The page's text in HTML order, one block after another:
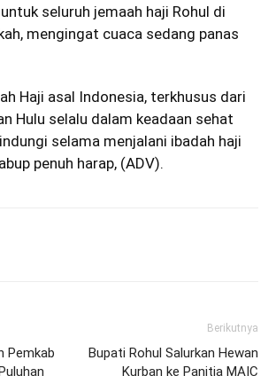
seluruh jemaah haji Rohul di
mengingat cuaca sedang panas
Haji asal Indonesia, terkhusus dari
Hulu selalu dalam keadaan sehat
selama menjalani ibadah haji
penuh harap, (ADV).
Pemkab
Berikutnya
Bupati Rohul Salurkan Hewan
Kurban ke Panitia MAIC